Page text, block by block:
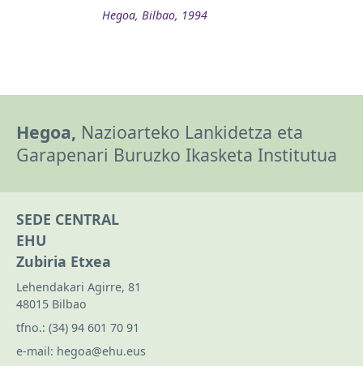
Hegoa, Bilbao, 1994
Hegoa, Nazioarteko Lankidetza eta
Garapenari Buruzko Ikasketa Institutua
SEDE CENTRAL
EHU
Zubiria Etxea
Lehendakari Agirre, 81
48015 Bilbao
tfno.: (34) 94 601 70 91
e-mail: hegoa@ehu.eus